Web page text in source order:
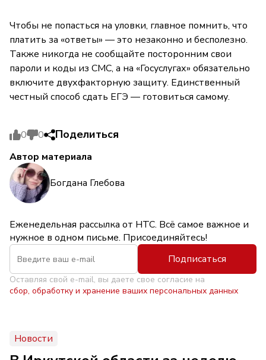
Чтобы не попасться на уловки, главное помнить, что
платить за «ответы» — это незаконно и бесполезно.
Также никогда не сообщайте посторонним свои
пароли и коды из СМС, а на «Госуслугах» обязательно
включите двухфакторную защиту. Единственный
честный способ сдать ЕГЭ — готовиться самому.
0 0 Поделиться
Автор материала
Богдана Глебова
Еженедельная рассылка от НТС. Всё самое важное и
нужное в одном письме. Присоединяйтесь!
Подписаться
Оставляя свой e-mail, вы даете свое согласие на
сбор, обработку и хранение ваших персональных данных
Новости